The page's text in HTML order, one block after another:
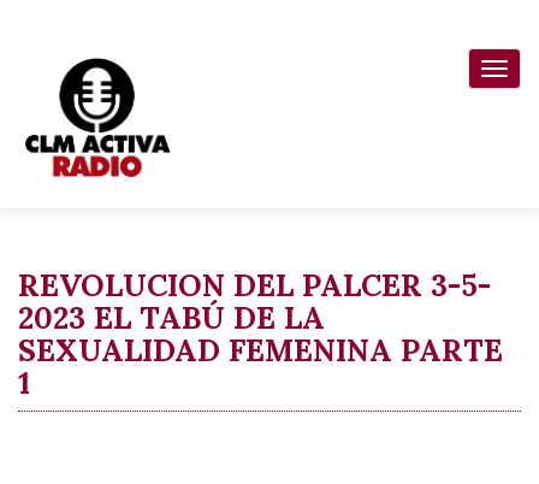
contenido
principal
REVOLUCION DEL PALCER 3-5-
2023 EL TABÚ DE LA
SEXUALIDAD FEMENINA PARTE
1